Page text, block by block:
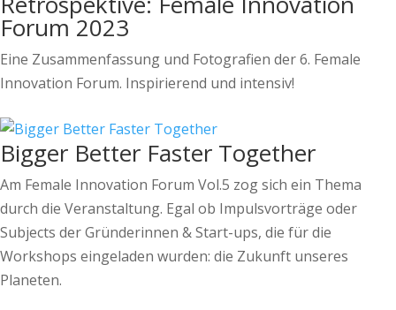
Forum 2023
Eine Zusammenfassung und Fotografien der 6. Female
Innovation Forum. Inspirierend und intensiv!
Bigger Better Faster Together
Am Female Innovation Forum Vol.5 zog sich ein Thema
durch die Veranstaltung. Egal ob Impulsvorträge oder
Subjects der Gründerinnen & Start-ups, die für die
Workshops eingeladen wurden: die Zukunft unseres
Planeten.